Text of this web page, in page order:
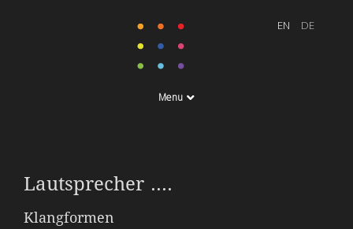
Menu
Lautsprecher ....
Klangformen